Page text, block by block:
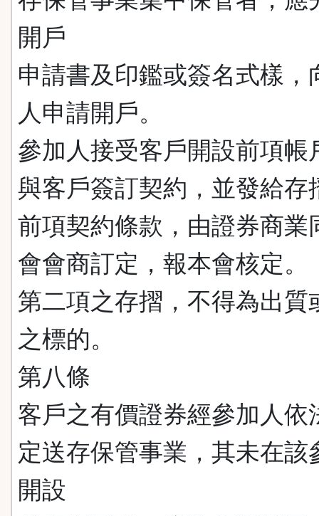
開戶
申請書及印鑑或簽名式樣，
人申請開戶。
參加人接受客戶開設前項帳
與客戶簽訂契約，並發給存
前項契約條款，由證券商業
會會商訂定，報本會核定。
第二項之存摺，不得為出質
之標的。
第八條
客戶之有價證券經參加人依
定送存保管事業，其未在該
開設